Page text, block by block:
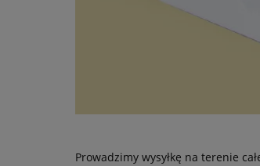
Prowadzimy wysyłkę na terenie